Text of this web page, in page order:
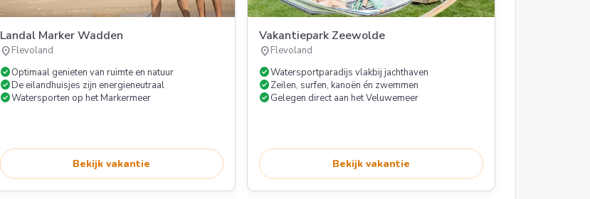
Landal Marker Wadden
location_onFlevoland
check_circleOptimaal genieten van ruimte en natuur
check_circleDe eilandhuisjes zijn energieneutraal
check_circleWatersporten op het Markermeer
Bekijk vakantie
Vakantiepark Zeewolde
location_onFlevoland
check_circleWatersportparadijs vlakbij jachthaven
check_circleZeilen, surfen, kanoën én zwemmen
check_circleGelegen direct aan het Veluwemeer
Bekijk vakantie